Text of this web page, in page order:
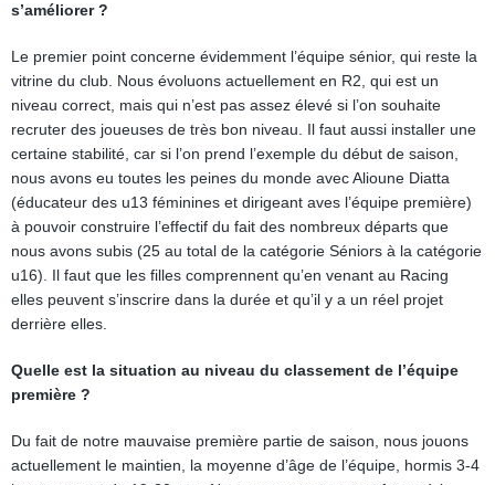
s’améliorer ?
Le premier point concerne évidemment l’équipe sénior, qui reste la
vitrine du club. Nous évoluons actuellement en R2, qui est un
niveau correct, mais qui n’est pas assez élevé si l’on souhaite
recruter des joueuses de très bon niveau. Il faut aussi installer une
certaine stabilité, car si l’on prend l’exemple du début de saison,
nous avons eu toutes les peines du monde avec Alioune Diatta
(éducateur des u13 féminines et dirigeant aves l’équipe première)
à pouvoir construire l’effectif du fait des nombreux départs que
nous avons subis (25 au total de la catégorie Séniors à la catégorie
u16). Il faut que les filles comprennent qu’en venant au Racing
elles peuvent s’inscrire dans la durée et qu’il y a un réel projet
derrière elles.
Quelle est la situation au niveau du classement de l’équipe
première ?
Du fait de notre mauvaise première partie de saison, nous jouons
actuellement le maintien, la moyenne d’âge de l’équipe, hormis 3-4